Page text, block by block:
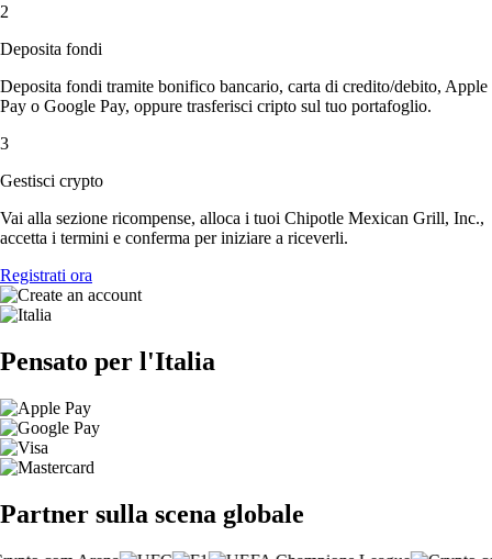
2
Deposita fondi
Deposita fondi tramite bonifico bancario, carta di credito/debito, Apple
Pay o Google Pay, oppure trasferisci cripto sul tuo portafoglio.
3
Gestisci crypto
Vai alla sezione ricompense, alloca i tuoi Chipotle Mexican Grill, Inc.,
accetta i termini e conferma per iniziare a riceverli.
Registrati ora
Pensato per l'Italia
Partner sulla scena globale